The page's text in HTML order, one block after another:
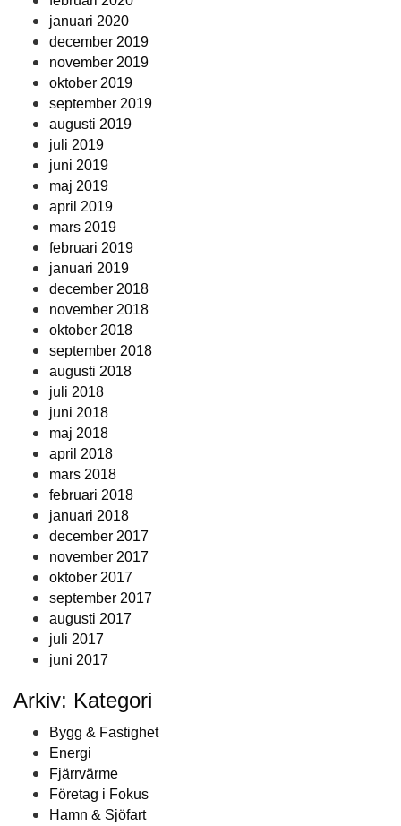
januari 2020
december 2019
november 2019
oktober 2019
september 2019
augusti 2019
juli 2019
juni 2019
maj 2019
april 2019
mars 2019
februari 2019
januari 2019
december 2018
november 2018
oktober 2018
september 2018
augusti 2018
juli 2018
juni 2018
maj 2018
april 2018
mars 2018
februari 2018
januari 2018
december 2017
november 2017
oktober 2017
september 2017
augusti 2017
juli 2017
juni 2017
Arkiv: Kategori
Bygg & Fastighet
Energi
Fjärrvärme
Företag i Fokus
Hamn & Sjöfart